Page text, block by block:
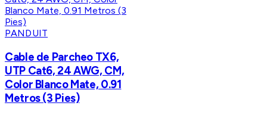
PANDUIT
Cable de Parcheo TX6,
UTP Cat6, 24 AWG, CM,
Color Blanco Mate, 0.91
Metros (3 Pies)